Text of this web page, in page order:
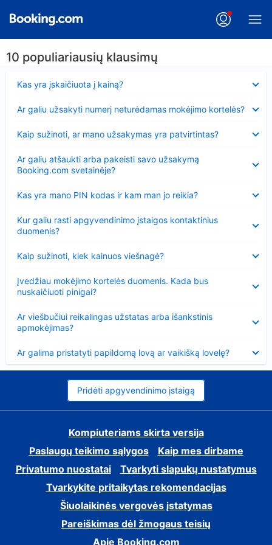
10 populiariausių klausimų
Kas yra įskaičiuota į kainą?
Ar galiu užsakyti numerį neturėdamas mokėjimo kortelės?
Kaip sužinoti, ar mano užsakymas yra patvirtintas?
Ar galiu atšaukti arba pakeisti savo užsakymą
Booking.com svetainėje?
Kas yra mano PIN kodas ir kam man jo reikia?
Kur galiu rasti apgyvendinimo įstaigos kontaktinius
duomenis?
Kaip sužinoti, kiek kainuos viešnagė?
Įvedžiau mokėjimo kortelės duomenis. Kada bus
nuskaičiuoti pinigai?
Ar viešbučiui reikalingas užstatas arba išankstinis
apmokėjimas?
Ar galima pristatyti papildomą lovą ar vaikišką lovelę?
Pridėti apgyvendinimo įstaigą
Kompiuteriams skirta versija
Paslaugų teikimo sąlygos
Kaip mes dirbame
Privatumo nuostatai
Tvarkyti slapukų nustatymus
Tvarkykite pritaikytas rekomendacijas
Šiuolaikinės vergovės įstatymas
Pareiškimas dėl žmogaus teisių
Apie Booking.com